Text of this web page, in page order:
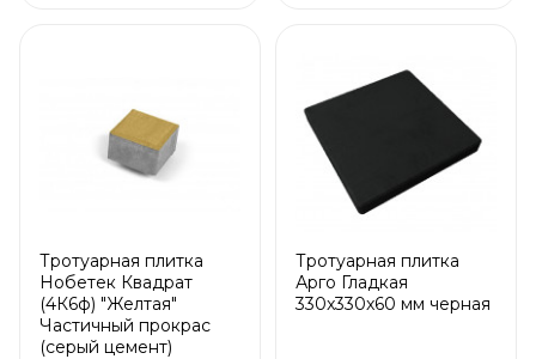
Тротуарная плитка
Нобетек Квадрат
(4К6ф) "Желтая"
Частичный прокрас
(серый цемент)
Тротуарная плитка
Арго Гладкая
330x330x60 мм черная